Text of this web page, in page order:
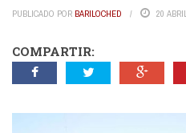
PUBLICADO POR BARILOCHED 20
COMPARTIR: